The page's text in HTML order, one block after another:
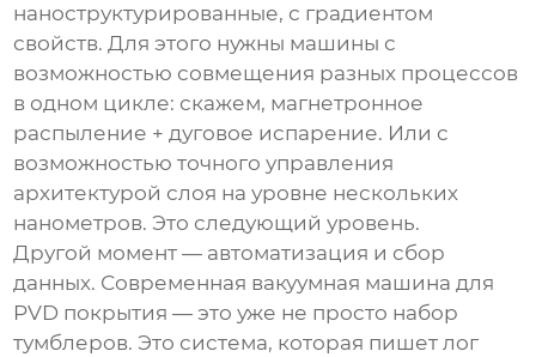
наноструктурированные, с градиентом
свойств. Для этого нужны машины с
возможностью совмещения разных процессов
в одном цикле: скажем, магнетронное
распыление + дуговое испарение. Или с
возможностью точного управления
архитектурой слоя на уровне нескольких
нанометров. Это следующий уровень.
Другой момент — автоматизация и сбор
данных. Современная вакуумная машина для
PVD покрытия — это уже не просто набор
тумблеров. Это система, которая пишет лог